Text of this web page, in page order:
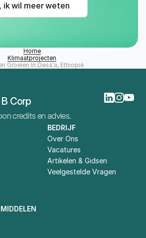
ik wil meer weten
Home
Klimaatprojecten
Groeien In Desa'a, Ethiopië
Corp
credits en advies.
BEDRIJF
Over Ons
Vacatures
Artikelen & Gidsen
Veelgestelde Vragen